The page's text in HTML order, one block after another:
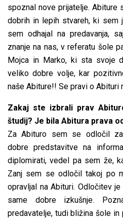
spoznal nove prijatelje. Abiture
dobrih in lepih stvareh, ki sem
sem odhajal na predavanja,
znanje na nas, v referatu šole
Mojca in Marko, ki sta svoje
veliko dobre volje, kar
naše Abiture!! Se pravi o Abituri
Zakaj ste izbrali prav
študij? Je bila Abitura prava
Za Abituro sem se odločil
dobre predstavitve na
diplomirati, vedel pa sem že,
Zanj sem se odločil takoj po
opravljal na Abituri. Odločitev
same dobre izkušnje.
predavatelje, tudi bližina šole in